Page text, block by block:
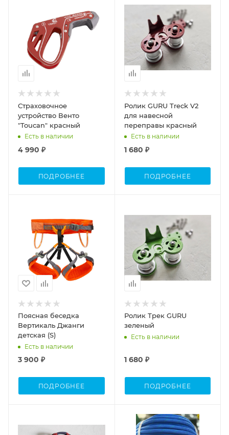
Страховочное
устройство Венто
"Toucan" красный
Есть в наличии
4 990 ₽
ПОДРОБНЕЕ
Ролик GURU Treck V2
для навесной
переправы красный
Есть в наличии
1 680 ₽
ПОДРОБНЕЕ
Поясная беседка
Вертикаль Джанги
детская (S)
Есть в наличии
3 900 ₽
ПОДРОБНЕЕ
Ролик Трек GURU
зеленый
Есть в наличии
1 680 ₽
ПОДРОБНЕЕ